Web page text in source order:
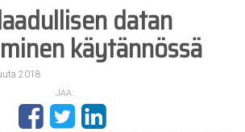
datan
käytännössä
2018
JAA: